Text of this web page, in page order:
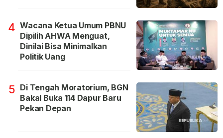
4 Wacana Ketua Umum PBNU
Dipilih AHWA Menguat,
Dinilai Bisa Minimalkan
Politik Uang
5 Di Tengah Moratorium, BGN
Bakal Buka 114 Dapur Baru
Pekan Depan